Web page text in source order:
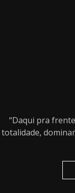
“Daqui pra
totalidade,